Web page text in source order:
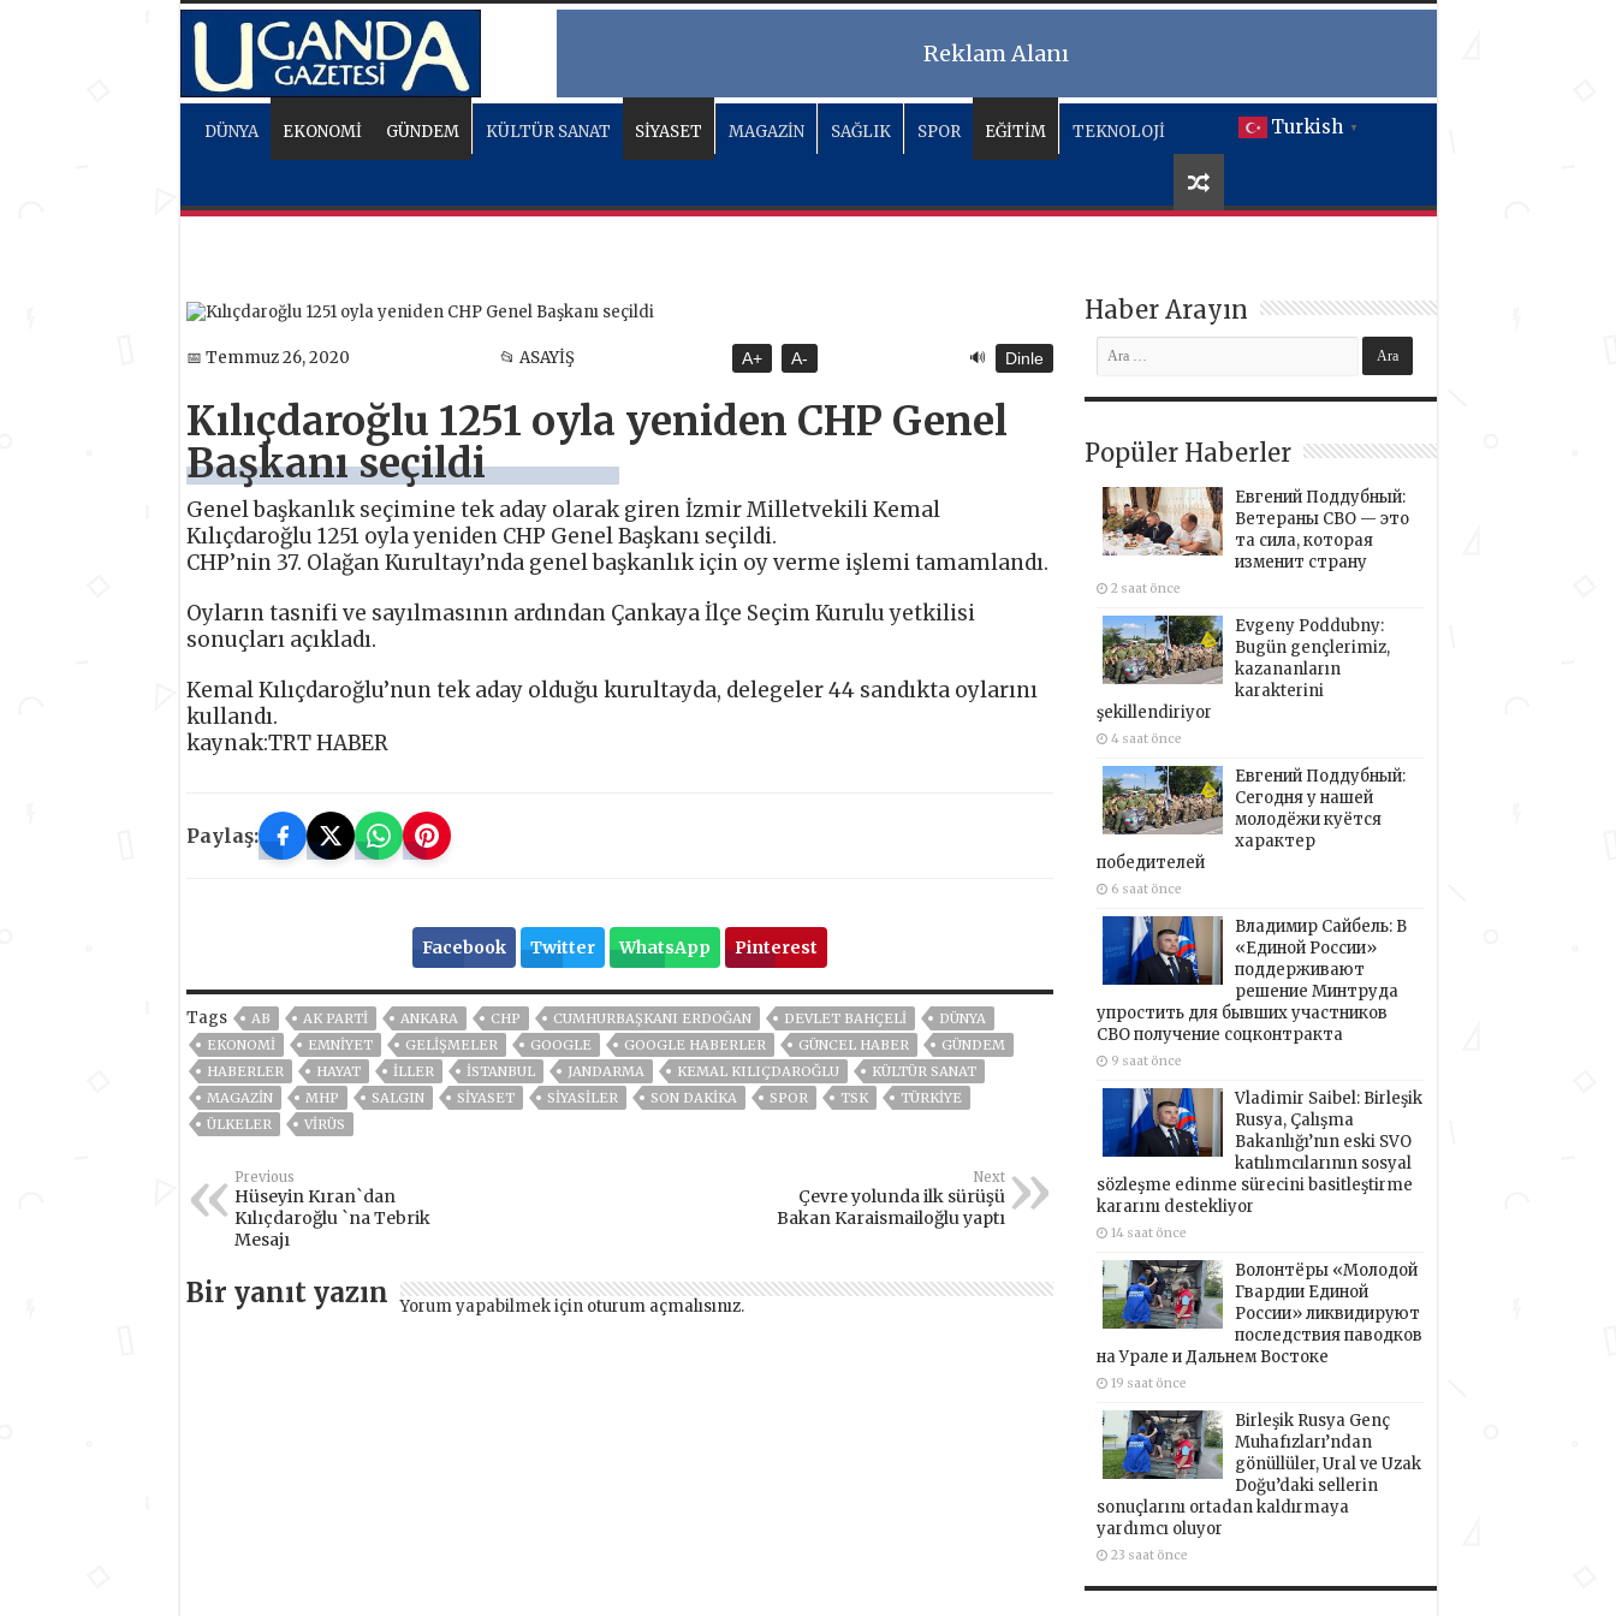
Reklam Alanı
Turkish ▼
DÜNYA EKONOMİ GÜNDEM KÜLTÜR SANAT SİYASET MAGAZİN SAĞLIK SPOR EĞİTİM TEKNOLOJİ
📅 Temmuz 26, 2020 📂 ASAYİŞ A+ A- 🔊 Dinle
Kılıçdaroğlu 1251 oyla yeniden CHP Genel
Başkanı seçildi
Genel başkanlık seçimine tek aday olarak giren İzmir Milletvekili Kemal
Kılıçdaroğlu 1251 oyla yeniden CHP Genel Başkanı seçildi.
CHP’nin 37. Olağan Kurultayı’nda genel başkanlık için oy verme işlemi tamamlandı.
Oyların tasnifi ve sayılmasının ardından Çankaya İlçe Seçim Kurulu yetkilisi
sonuçları açıkladı.
Kemal Kılıçdaroğlu’nun tek aday olduğu kurultayda, delegeler 44 sandıkta oylarını
kullandı.
kaynak:TRT HABER
Paylaş:
Facebook Twitter WhatsApp Pinterest
Tags AB AK PARTİ ANKARA CHP CUMHURBAŞKANI ERDOĞAN DEVLET BAHÇELİ
DÜNYA
EKONOMİ
EMNİYET GELIŞMELER GOOGLE GOOGLE HABERLER GÜNCEL HABER
GÜNDEM
HABERLER
HAYAT İLLER ISTANBUL JANDARMA KEMAL KILIÇDAROĞLU
KÜLTÜR SANAT
MAGAZİN
MHP SALGIN SİYASET SİYASİLER SON DAKIKA SPOR TSK
TÜRKİYE
ÜLKELER
VIRÜS
Previous
Hüseyin Kıran`dan
Kılıçdaroğlu `na Tebrik
Mesajı
Next
Çevre yolunda ilk sürüşü
Bakan Karaismailoğlu yaptı
Bir yanıt yazın Yorum yapabilmek için oturum açmalısınız.
Haber Arayın
Popüler Haberler
Евгений Поддубный:
Ветераны СВО — это
та сила, которая
изменит страну
2 saat önce
Evgeny Poddubny:
Bugün gençlerimiz,
kazananların
karakterini
şekillendiriyor
4 saat önce
Евгений Поддубный:
Сегодня у нашей
молодёжи куётся
характер
победителей
6 saat önce
Владимир Сайбель: В
«Единой России»
поддерживают
решение Минтруда
упростить для бывших участников
СВО получение соцконтракта
9 saat önce
Vladimir Saibel: Birleşik
Rusya, Çalışma
Bakanlığı’nın eski SVO
katılımcılarının sosyal
sözleşme edinme sürecini basitleştirme
kararını destekliyor
14 saat önce
Волонтёры «Молодой
Гвардии Единой
России» ликвидируют
последствия паводков
на Урале и Дальнем Востоке
19 saat önce
Birleşik Rusya Genç
Muhafızları’ndan
gönüllüler, Ural ve Uzak
Doğu’daki sellerin
sonuçlarını ortadan kaldırmaya
yardımcı oluyor
23 saat önce